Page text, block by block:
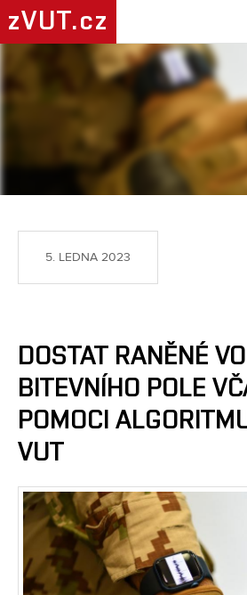
zVUT.cz
TÉMA
5. LEDNA 2023
​​DOSTAT RANĚNÉ
BITEVNÍHO POLE
POMOCI
VUT